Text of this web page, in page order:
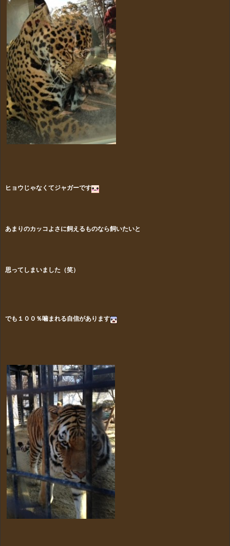
ヒョウじゃなくてジャガーです
あまりのカッコよさに飼えるものなら飼いたいと
思ってしまいました（笑）
でも１００％噛まれる自信があります